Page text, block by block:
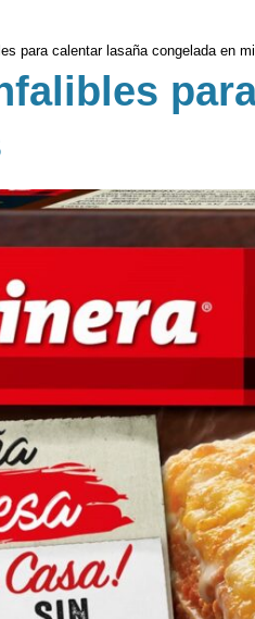
para calentar lasaña congelada en